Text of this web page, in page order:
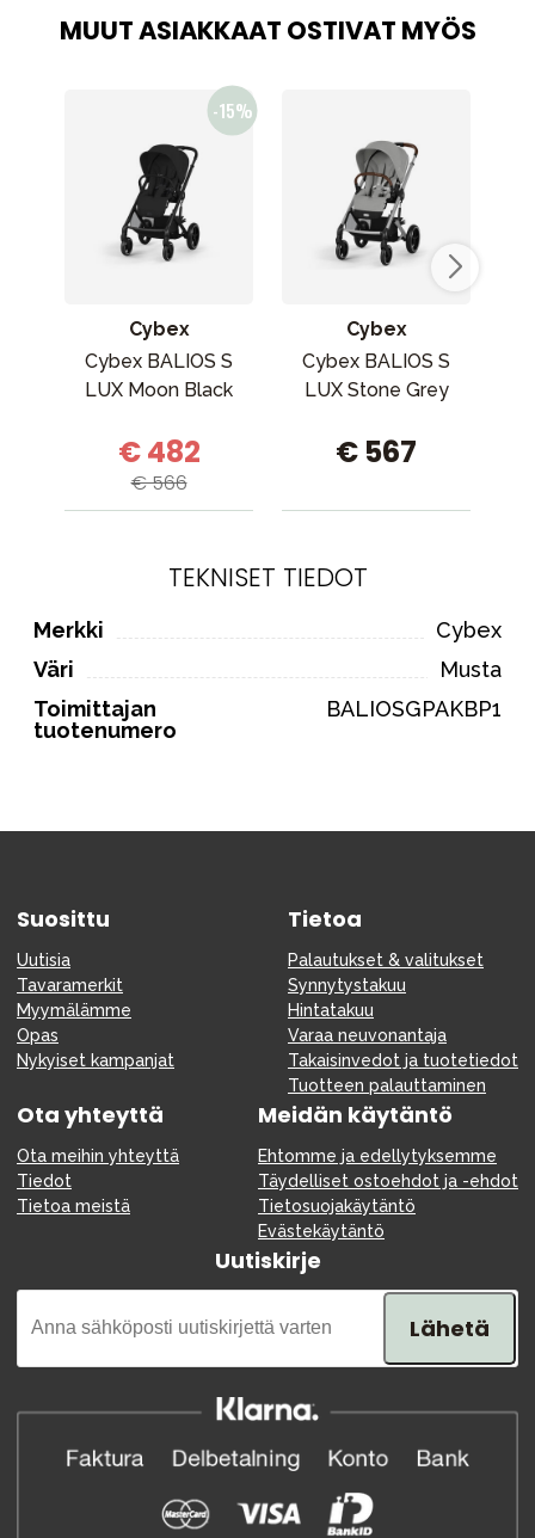
MUUT ASIAKKAAT OSTIVAT MYÖS
Cybex
Cybex BALIOS S
LUX Moon Black
€ 482
€ 566
Cybex
Cybex BALIOS S
LUX Stone Grey
€ 567
TEKNISET TIEDOT
Merkki
Cybex
Väri
Musta
Toimittajan
tuotenumero
BALIOSGPAKBP1
Suosittu
Uutisia
Tavaramerkit
Myymälämme
Opas
Nykyiset kampanjat
Tietoa
Palautukset & valitukset
Synnytystakuu
Hintatakuu
Varaa neuvonantaja
Takaisinvedot ja tuotetiedot
Tuotteen palauttaminen
Ota yhteyttä
Ota meihin yhteyttä
Tiedot
Tietoa meistä
Meidän käytäntö
Ehtomme ja edellytyksemme
Täydelliset ostoehdot ja -ehdot
Tietosuojakäytäntö
Evästekäytäntö
Uutiskirje
Lähetä